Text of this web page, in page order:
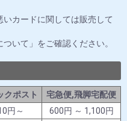
カードに関しては販売して
いて」をご確認ください。
クポスト
宅急便,飛脚宅配便
円～
600円 ～ 1,100円